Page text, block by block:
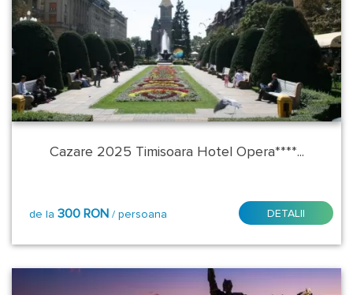
5*
Masa:
Demipensiune
dejun
Cazare 2025 Timisoara Hotel Opera****...
de la 300 RON / persoana DETALII